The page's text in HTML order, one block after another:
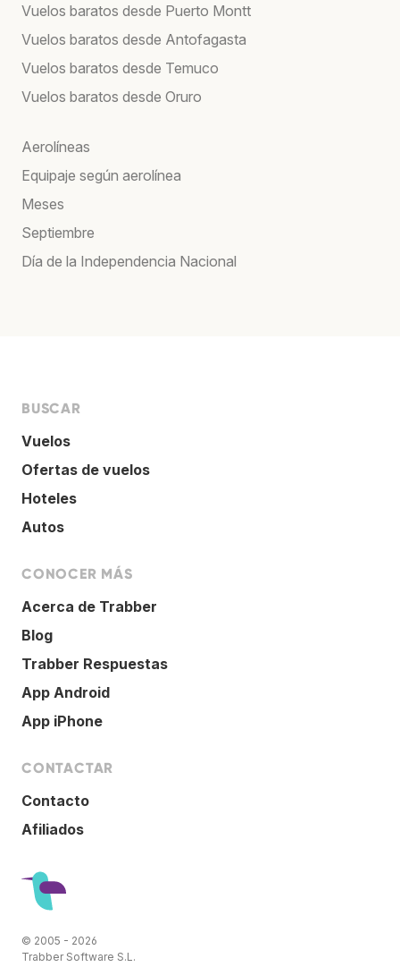
Vuelos baratos desde Puerto Montt
Vuelos baratos desde Antofagasta
Vuelos baratos desde Temuco
Vuelos baratos desde Oruro
Aerolíneas
Equipaje según aerolínea
Meses
Septiembre
Día de la Independencia Nacional
BUSCAR
Vuelos
Ofertas de vuelos
Hoteles
Autos
CONOCER MÁS
Acerca de Trabber
Blog
Trabber Respuestas
App Android
App iPhone
CONTACTAR
Contacto
Afiliados
© 2005 - 2026
Trabber Software S.L.